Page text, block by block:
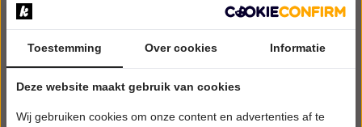
Toestemming Over cookies Informatie
Deze website maakt gebruik van cookies
Wij gebruiken cookies om onze content en advertenties af te